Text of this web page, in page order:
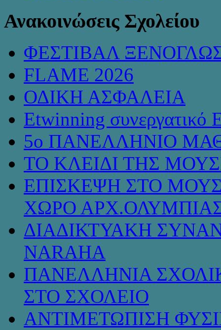
Ανακοινώσεις Σχολείου
ΦΕΣΤΙΒΑΛ
FLAME 2026
ΟΔΙΚΗ ΑΣΦΑΛΕΙΑ
Etwinning συνεργατικό
5ο ΠΑΝΕΛΛΗΝΙΟ
ΤΟ ΚΛΕΙΔΙ ΤΗΣ
ΕΠΙΣΚΕΨΗ ΣΤΟ
ΧΩΡΟ
ΔΙΑΔΙΚΤΥΑΚΗ
NARAHA
ΠΑΝΕΛΛΗΝΙΑ
ΣΤΟ ΣΧΟΛΕΙΟ
ΑΝΤΙΜΕΤΩΠΙΣΗ